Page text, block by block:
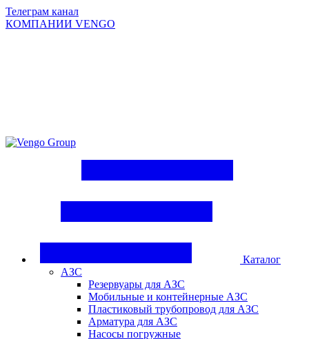
Телеграм канал
КОМПАНИИ VENGO
Group
Каталог
АЗС
Резервуары для АЗС
Мобильные и контейнерные АЗС
Пластиковый трубопровод для АЗС
Арматура для АЗС
Насосы погружные